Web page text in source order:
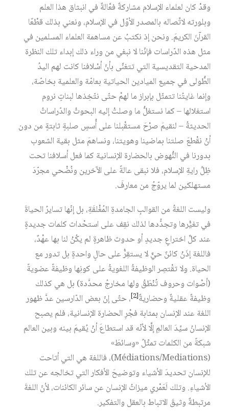
وقدْ كان لعلماء الإسلام مشاركةٌ فعَّالةٌ في انبثاق هذا العلم
وبلورته لاتِّصاله بالمصدر الأوّل في الإسلام، ونعني بذلك قطْعًا
القرآنَ الكريمَ. ونحن إذ نكتبُ عن مساهمة العلماء المسلمين في
مثل هذه الدّراسات فإنّنا لا نبغي من وراء ذلك إبداء تلك النظرة
المدحية التقديسية التي تتغنَّى بأنّ أسْلافنا كانت لهم اليدُ
الطُّولى في جميع الميادين الحياتية بعامّة والعلمية بخاصّة،
وإنما غايتُنا تتمثّل بإبراز ما لهمْ حتّى نتّخِذها لبناتٍ نروم
استغلالها – كما نستغلُّ ما وصلتْ إليه البحوثُ والدّراساتُ
الحديثةُ – لنقيمَ صرْحَ مستقْبلنا على أُسسٍ صلبةٍ ثابتةٍ من دون
أنْ نقْطعَ صلتنا بماضينا وهويتنا، ونساهمَ مثل بقية الشعوب
بدورنا في النُّهوض بالحضارة الإنسانية كما فعل أسلافنا تحت
ظِلِّ رايةِ الإسلام، فلا نبقى عالةً على الآخرين ونُضْحي مجرّدَ
مستهلكين لما يروّجُ من معارفَ.
وليست اللغةُ من القوالبِ الجامدةِ المُغْلقَةِ، بل إنّها تسايرُ الحياةَ
في تغيُّرها وتجدُّدها لذلك نقِف على استحْداث كلمات جديدةٍ
عند كلِّ اختراعٍ جديدٍ أو حدوث ظاهرةٍ لم يكُنْ لنا بها عهْدٌ،
فاللغة إذَنْ كائنٌ حيٌّ لا يستقِرُّ على حالٍ واحدةٍ بل تدور مع
الحياة. ولا تقْتصِر الوظيفةُ اللغويةُ على كونِها وظيفةً عضويةً
(أصْوات وحروف تُنْطَقُ ولها مخارجُ محدَّدة) بل هي كذلك
وظيفةٌ عقليةٌ وحضاريةٌ[2] ، حتّى إنّ بعض الدّارسين عدَّ ظهور
اللغة عند الإنسان بمثابة فجْرِ الحضارة الإنسانية، فلم يصبح
الإنسانُ سيِّدَ العالمِ إلَّا لأنّه قد استطاعَ أنْ يُقيمَ بينه وبين العالم
شبكةً من الكلمات تمثِّلُ «وسائطَ»
(Médiations/Mediations)، فاللغة هي التي أتاحت
للإنسان تحديدَ الأشياء وتوضيحَ الأفكار التي تخالجه عن تلك
الأشياءِ. وتلك لَعَمْري ميزاتُ الإنسان عن سائر الكائنات، لأنّ اللغةَ
مرتبطةٌ وثيقَ الاتباط بالعقل والتفكير.